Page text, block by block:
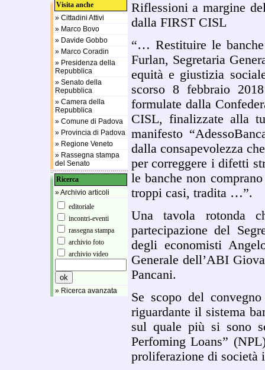
Visita anche
» Cittadini Attivi
» Marco Bovo
» Davide Gobbo
» Marco Coradin
» Presidenza della
Repubblica
» Senato della
Repubblica
» Camera della
Repubblica
» Comune di Padova
» Provincia di Padova
» Regione Veneto
» Rassegna stampa
del Senato
Ricerca
» Archivio articoli
editoriale
incontri-eventi
rassegna stampa
archivio foto
archivio video
» Ricerca avanzata
Riflessioni a margine
dalla FIRST CISL
“… Restituire le
Furlan, Segretaria
equità e giustizia
scorso 8 febbraio
formulate dalla
CISL, finalizzate alla
manifesto
dalla consapevolezza
per correggere i difetti
le banche non
troppi casi, tradita …”.
Una tavola rotonda
partecipazione del
degli economisti
Generale dell’ABI
Pancani.
Se scopo del
riguardante il sistema
sul quale più si sono
Perfoming Loans”
proliferazione di società